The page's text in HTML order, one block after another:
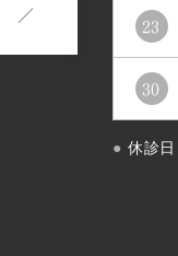
／ 23
30
● 休診日